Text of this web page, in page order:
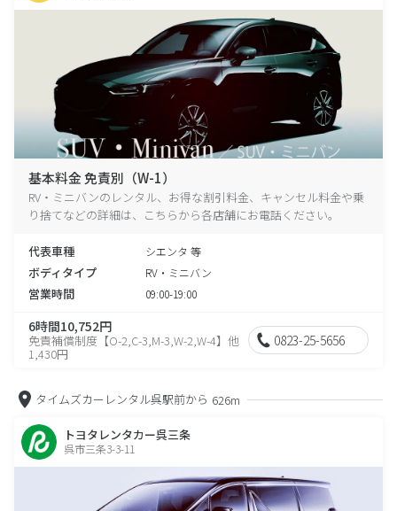
基本料金 免責別（W-1）
RV・ミニバンのレンタル、お得な割引料金、キャンセル料金や乗
り捨てなどの詳細は、こちらから各店舗にお電話ください。
代表車種 シエンタ 等
ボディタイプ RV・ミニバン
営業時間 09:00-19:00
6時間10,752円
免責補償制度【O-2,C-3,M-3,W-2,W-4】他
1,430円
0823-25-5656
タイムズカーレンタル呉駅前から 626m
トヨタレンタカー呉三条
呉市三条3-3-11